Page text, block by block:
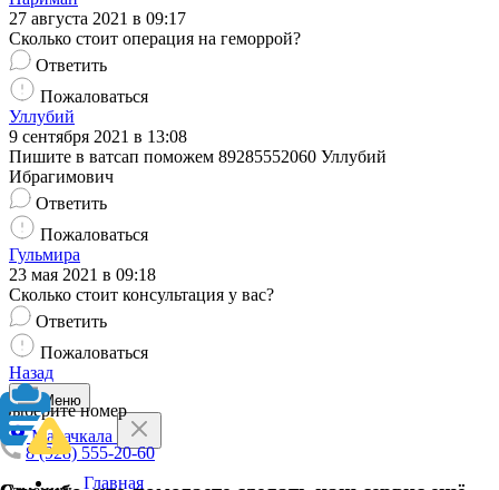
27 августа 2021 в 09:17
Сколько стоит операция на геморрой?
Ответить
Пожаловаться
Уллубий
9 сентября 2021 в 13:08
Пишите в ватсап поможем 89285552060 Уллубий
Ибрагимович
Ответить
Пожаловаться
Гульмира
23 мая 2021 в 09:18
Сколько стоит консультация у вас?
Ответить
Пожаловаться
Назад
Выберите номер
8 (928) 555-20-60
Меню
Махачкала
Главная